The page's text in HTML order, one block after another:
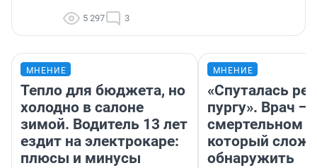
5 297 3
МНЕНИЕ
Тепло для бюджета, но
холодно в салоне
зимой. Водитель 13 лет
ездит на электрокаре:
плюсы и минусы
МНЕНИЕ
«Спуталась
пургу». Врач —
смертельном
который
обнаружить